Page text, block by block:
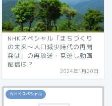
NHKスペシャル「まちづくり
の未来〜人口減少時代の再開
発は」の再放送・見逃し動画
配信は？
2024年1月20日
ＮＨＫスペシャル